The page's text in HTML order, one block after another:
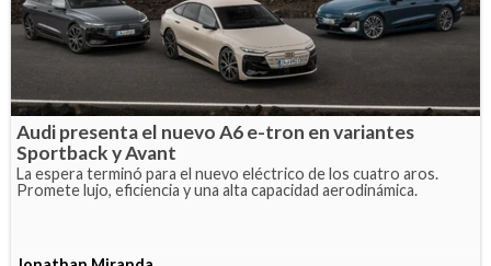
Audi presenta el nuevo A6 e-tron en variantes
Sportback y Avant
La espera terminó para el nuevo eléctrico de los cuatro aros.
Promete lujo, eficiencia y una alta capacidad aerodinámica.